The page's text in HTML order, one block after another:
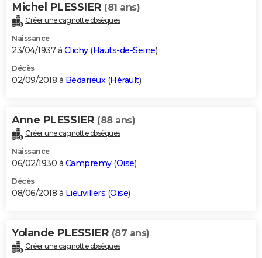
Michel PLESSIER (81 ans)
Créer une cagnotte obsèques
Naissance
23/04/1937 à Clichy(Hauts-de-Seine)
Décès
02/09/2018 à Bédarieux(Hérault)
Anne PLESSIER (88 ans)
Créer une cagnotte obsèques
Naissance
06/02/1930 à Campremy(Oise)
Décès
08/06/2018 à Lieuvillers (Oise)
Yolande PLESSIER (87 ans)
Créer une cagnotte obsèques